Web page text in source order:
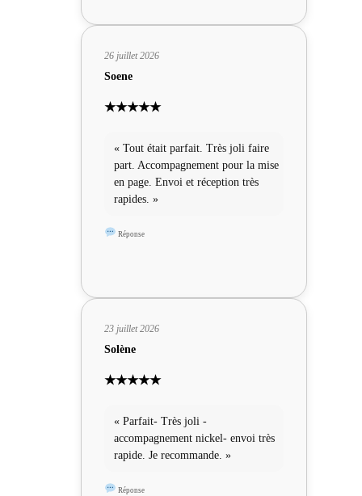
26 juillet 2026
Soene
★★★★★
« Tout était parfait. Très joli faire
part. Accompagnement pour la mise
en page. Envoi et réception très
rapides. »
Réponse
23 juillet 2026
Solène
★★★★★
« Parfait- Très joli -
accompagnement nickel- envoi très
rapide. Je recommande. »
Réponse